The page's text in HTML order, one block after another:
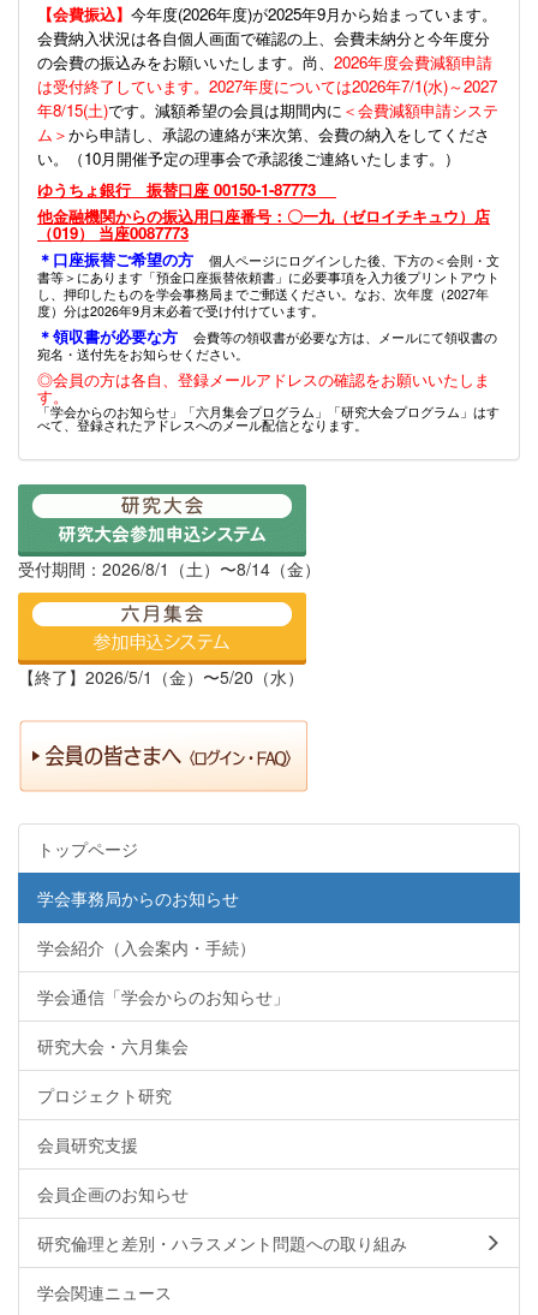
【会費振込】 今年度(2026年度)が2025年9月から始まっています。
会費納入状況は各自個人画面で確認の上、会費未納分と今年度分
の会費の振込みをお願いいたします。尚、 2026年度会費減額申請
は受付終了しています。2027年度については2026年7/1(水)～2027
年8/15(土)です。減額希望の会員は期間内に ＜会費減額申請システ
ム＞から申請し、承認の連絡が来次第、会費の納入をしてくださ
い。（10月開催予定の理事会で承認後ご連絡いたします。）
ゆうちょ銀行 振替口座 00150-1-87773
他金融機関からの振込用口座番号：〇一九（ゼロイチキュウ）店
（019） 当座0087773
＊口座振替ご希望の方
個人ページにログインした後、下方の＜会則・文
書等＞にあります「預金口座振替依頼書」に必要事項を入力後プリントアウト
し、押印したものを学会事務局までご郵送ください。なお、次年度（2027年
度）分は2026年9月末必着で受け付けています。
＊領収書が必要な方
会費等の領収書が必要な方は、メールにて領収書の
宛名・送付先をお知らせください。
◎会員の方は各自、登録メールアドレスの確認をお願いいたしま
す。
「学会からのお知らせ」「六月集会プログラム」「研究大会プログラム」はす
べて、登録されたアドレスへのメール配信となります。
受付期間：2026/8/1（土）〜8/14（金）
【終了】2026/5/1（金）〜5/20（水）
トップページ
学会事務局からのお知らせ
学会紹介（入会案内・手続）
学会通信「学会からのお知らせ」
研究大会・六月集会
プロジェクト研究
会員研究支援
会員企画のお知らせ
研究倫理と差別・ハラスメント問題への取り組み
学会関連ニュース